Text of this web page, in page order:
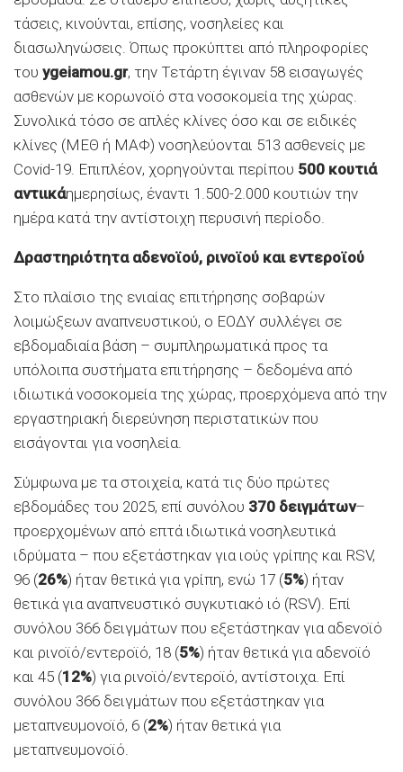
τάσεις, κινούνται, επίσης, νοσηλείες και
διασωληνώσεις. Όπως προκύπτει από πληροφορίες
του ygeiamou.gr, την Τετάρτη έγιναν 58 εισαγωγές
ασθενών με κορωνοϊό στα νοσοκομεία της χώρας.
Συνολικά τόσο σε απλές κλίνες όσο και σε ειδικές
κλίνες (ΜΕΘ ή ΜΑΦ) νοσηλεύονται 513 ασθενείς με
Covid-19. Επιπλέον, χορηγούνται περίπου 500 κουτιά
αντιικάημερησίως, έναντι 1.500-2.000 κουτιών την
ημέρα κατά την αντίστοιχη περυσινή περίοδο.
Δραστηριότητα αδενοϊού, ρινοϊού και εντεροϊού
Στο πλαίσιο της ενιαίας επιτήρησης σοβαρών
λοιμώξεων αναπνευστικού, ο ΕΟΔΥ συλλέγει σε
εβδομαδιαία βάση – συμπληρωματικά προς τα
υπόλοιπα συστήματα επιτήρησης – δεδομένα από
ιδιωτικά νοσοκομεία της χώρας, προερχόμενα από την
εργαστηριακή διερεύνηση περιστατικών που
εισάγονται για νοσηλεία.
Σύμφωνα με τα στοιχεία, κατά τις δύο πρώτες
εβδομάδες του 2025, επί συνόλου 370 δειγμάτων–
προερχομένων από επτά ιδιωτικά νοσηλευτικά
ιδρύματα – που εξετάστηκαν για ιούς γρίπης και RSV,
96 (26%) ήταν θετικά για γρίπη, ενώ 17 (5%) ήταν
θετικά για αναπνευστικό συγκυτιακό ιό (RSV). Επί
συνόλου 366 δειγμάτων που εξετάστηκαν για αδενοϊό
και ρινοϊό/εντεροϊό, 18 (5%) ήταν θετικά για αδενοϊό
και 45 (12%) για ρινοϊό/εντεροϊό, αντίστοιχα. Επί
συνόλου 366 δειγμάτων που εξετάστηκαν για
μεταπνευμονοϊό, 6 (2%) ήταν θετικά για
μεταπνευμονοϊό.